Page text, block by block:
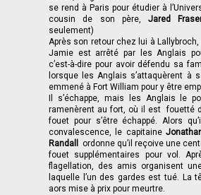
se rend à Paris pour étudier à
cousin de son père, Jared
seulement)
Après son retour chez lui à Lallybroch,
Jamie est arrêté par les Anglais
c’est-à-dire pour avoir défendu sa
lorsque les Anglais s’attaquèrent à
emmené à Fort William pour y être
Il s’échappe, mais les Anglais le
ramenèrent au fort, où il est fouetté
fouet pour s’être échappé. Alors
convalescence, le capitaine
Randall
ordonne qu’il reçoive une
fouet supplémentaires pour vol.
flagellation, des amis organisent
laquelle l’un des gardes est tué. La
aors mise à prix pour meurtre.